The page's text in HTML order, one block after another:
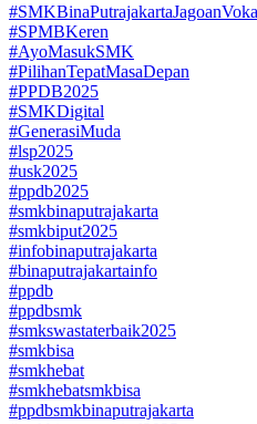
#SPMBKeren
#AyoMasukSMK
#PilihanTepatMasaDepan
#PPDB2025
#SMKDigital
#GenerasiMuda
#lsp2025
#usk2025
#ppdb2025
#smkbinaputrajakarta
#smkbiput2025
#infobinaputrajakarta
#binaputrajakartainfo
#ppdb
#ppdbsmk
#smkswastaterbaik2025
#smkbisa
#smkhebat
#smkhebatsmkbisa
#ppdbsmkbinaputrajakarta